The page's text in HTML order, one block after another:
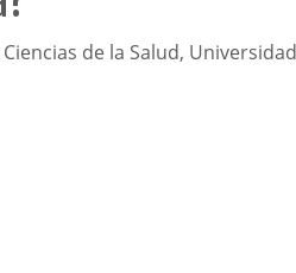
de la Salud,